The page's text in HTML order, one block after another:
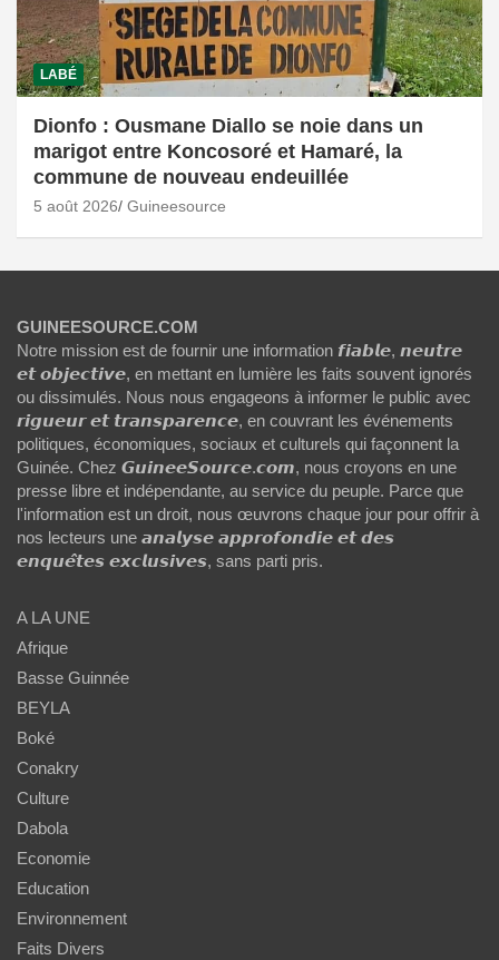
LABÉ
Dionfo : Ousmane Diallo se noie dans un
marigot entre Koncosoré et Hamaré, la
commune de nouveau endeuillée
5 août 2026 Guineesource
GUINEESOURCE.COM
Notre mission est de fournir une information 𝙛𝙞𝙖𝙗𝙡𝙚, 𝙣𝙚𝙪𝙩𝙧𝙚
𝙚𝙩 𝙤𝙗𝙟𝙚𝙘𝙩𝙞𝙫𝙚, en mettant en lumière les faits souvent ignorés
ou dissimulés. Nous nous engageons à informer le public avec
𝙧𝙞𝙜𝙪𝙚𝙪𝙧 𝙚𝙩 𝙩𝙧𝙖𝙣𝙨𝙥𝙖𝙧𝙚𝙣𝙘𝙚, en couvrant les événements
politiques, économiques, sociaux et culturels qui façonnent la
Guinée. Chez 𝙂𝙪𝙞𝙣𝙚𝙚𝙎𝙤𝙪𝙧𝙘𝙚.𝙘𝙤𝙢, nous croyons en une
presse libre et indépendante, au service du peuple. Parce que
l'information est un droit, nous œuvrons chaque jour pour offrir à
nos lecteurs une 𝙖𝙣𝙖𝙡𝙮𝙨𝙚 𝙖𝙥𝙥𝙧𝙤𝙛𝙤𝙣𝙙𝙞𝙚 𝙚𝙩 𝙙𝙚𝙨
𝙚𝙣𝙦𝙪𝙚̂𝙩𝙚𝙨 𝙚𝙭𝙘𝙡𝙪𝙨𝙞𝙫𝙚𝙨, sans parti pris.
A LA UNE
Afrique
Basse Guinnée
BEYLA
Boké
Conakry
Culture
Dabola
Economie
Education
Environnement
Faits Divers